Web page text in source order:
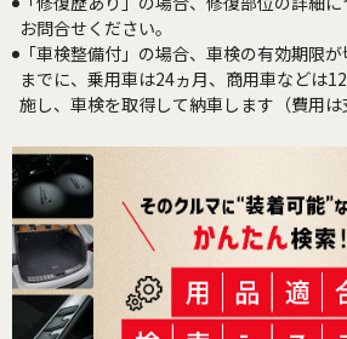
お問合せください。
「車検整備付」の場合、車検の有効期限
までに、乗用車は24ヵ月、商用車などは
施し、車検を取得して納車します（費用は